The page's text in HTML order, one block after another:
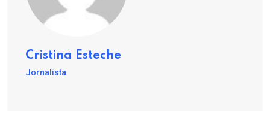
Cristina Esteche
Jornalista